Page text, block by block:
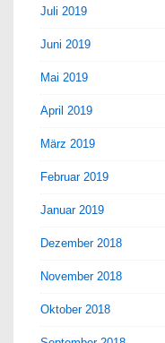
Juli 2019
Juni 2019
Mai 2019
April 2019
März 2019
Februar 2019
Januar 2019
Dezember 2018
November 2018
Oktober 2018